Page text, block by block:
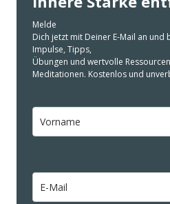
Melde
Dich jetzt mit Deiner E-Mail an
Impulse, Tipps,
Übungen und wertvolle
Meditationen. Kostenlos und